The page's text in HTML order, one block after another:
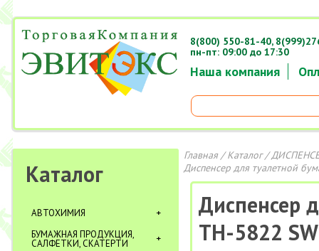
Наша компания
8(800) 550-81-40,
пн-пт: 09:00 до 17:30
Каталог
АВТОХИМИЯ
БУМАЖНАЯ ПРОДУКЦИЯ,
САЛФЕТКИ, СКАТЕРТИ
Главная/Каталог/
Диспенсер для туалетной
Диспенсер
TН-5822